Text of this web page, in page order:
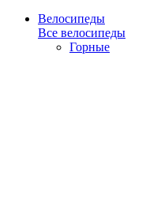
Велосипеды
Все велосипеды
Горные